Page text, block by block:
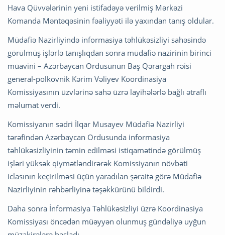
Hava Qüvvələrinin yeni istifadəyə verilmiş Mərkəzi
Komanda Məntəqəsinin fəaliyyəti ilə yaxından tanış oldular.
Müdafiə Nazirliyində informasiya təhlükəsizliyi sahəsində
görülmüş işlərlə tanışlıqdan sonra müdafiə nazirinin birinci
müavini – Azərbaycan Ordusunun Baş Qərargah rəisi
general-polkovnik Kərim Vəliyev Koordinasiya
Komissiyasının üzvlərinə sahə üzrə layihələrlə bağlı ətraflı
məlumat verdi.
Komissiyanın sədri İlqar Musayev Müdafiə Nazirliyi
tərəfindən Azərbaycan Ordusunda informasiya
təhlükəsizliyinin təmin edilməsi istiqamətində görülmüş
işləri yüksək qiymətləndirərək Komissiyanın növbəti
iclasının keçirilməsi üçün yaradılan şəraitə görə Müdafiə
Nazirliyinin rəhbərliyinə təşəkkürünü bildirdi.
Daha sonra İnformasiya Təhlükəsizliyi üzrə Koordinasiya
Komissiyası öncədən müəyyən olunmuş gündəliyə uyğun